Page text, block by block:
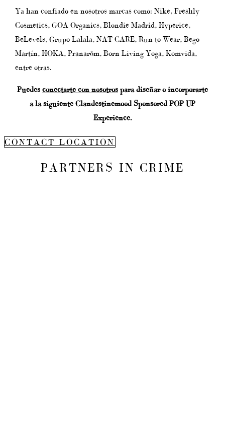
Ya han confiado en nosotros marcas como: Nike, Freshly
Cosmetics, GOA Organics, Blondie Madrid, Hyperice,
BeLevels, Grupo Lalala, NAT CARE, Run to Wear, Bego
Martín, HOKA, Pranarôm, Born Living Yoga, Komvida,
entre otras.
Puedes conectarte con nosotros para diseñar o incorporarte
a la siguiente Clandestinemood Sponsored POP UP
Experience.
CONTACT LOCATION
PARTNERS IN CRIME